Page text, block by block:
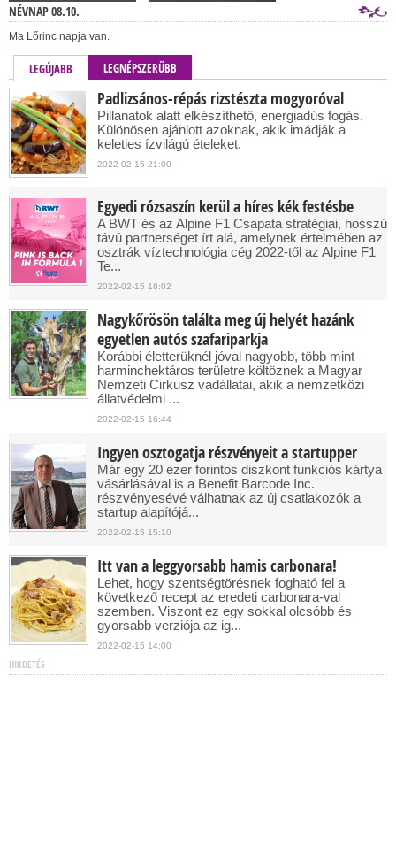
NÉVNAP 08.10.
Ma Lőrinc napja van.
LEGÚJABB LEGNÉPSZERŰBB
Padlizsános-répás rizstészta mogyoróval
Pillanatok alatt elkészíthető, energiadús fogás.
Különösen ajánlott azoknak, akik imádják a
keleties ízvilágú ételeket.
2022-02-15 21:00
Egyedi rózsaszín kerül a híres kék festésbe
A BWT és az Alpine F1 Csapata stratégiai, hosszú
távú partnerséget írt alá, amelynek értelmében az
osztrák víztechnológia cég 2022-től az Alpine F1
Te...
2022-02-15 18:02
Nagykőrösön találta meg új helyét hazánk
egyetlen autós szafariparkja
Korábbi életterüknél jóval nagyobb, több mint
harminchektáros területre költöznek a Magyar
Nemzeti Cirkusz vadállatai, akik a nemzetközi
állatvédelmi ...
2022-02-15 16:44
Ingyen osztogatja részvényeit a startupper
Már egy 20 ezer forintos diszkont funkciós kártya
vásárlásával is a Benefit Barcode Inc.
részvényesévé válhatnak az új csatlakozók a
startup alapítójá...
2022-02-15 15:10
Itt van a leggyorsabb hamis carbonara!
Lehet, hogy szentségtörésnek fogható fel a
következő recept az eredeti carbonara-val
szemben. Viszont ez egy sokkal olcsóbb és
gyorsabb verziója az ig...
2022-02-15 14:00
HIRDETÉS